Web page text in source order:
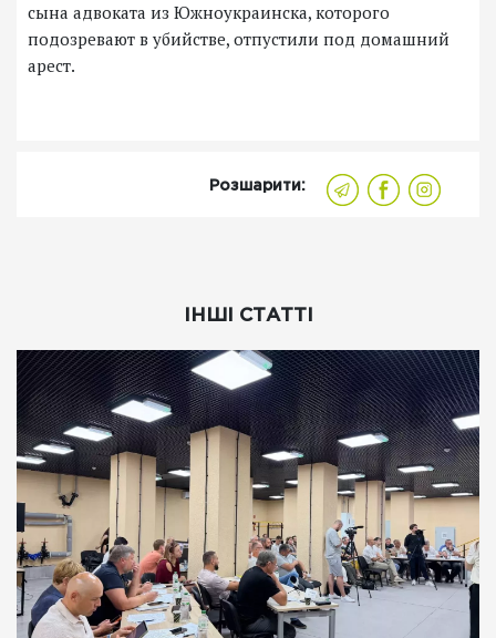
сына адвоката из Южноукраинска, которого
подозревают в убийстве, отпустили под домашний
арест.
Розшарити:
ІНШІ СТАТТІ